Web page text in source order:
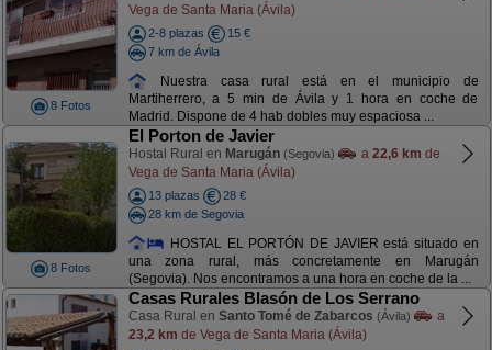
8 Fotos
Vega de Santa Maria (Ávila)
2-8 plazas
15 €
7 km de Ávila
Nuestra casa rural está en el municipio de
Martiherrero, a 5 min de Ávila y 1 hora en coche de
Madrid. Dispone de 4 hab dobles muy espaciosa ...
8 Fotos
El Porton de Javier
Hostal Rural en Marugán (Segovia) a 22,6 km de
Vega de Santa Maria (Ávila)
13 plazas
28 €
28 km de Segovia
HOSTAL EL PORTÓN DE JAVIER está situado en
una zona rural, más concretamente en Marugán
(Segovia). Nos encontramos a una hora en coche de la ...
Casas Rurales Blasón de Los Serrano
Casa Rural en Santo Tomé de Zabarcos (Ávila)
a
23,2 km de Vega de Santa Maria (Ávila)